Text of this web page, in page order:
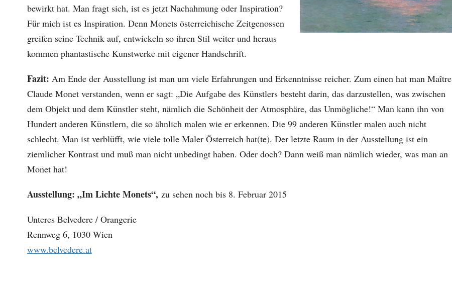
bewirkt hat. Man fragt sich, ist es jetzt Nachahmung oder Inspiration?
Für mich ist es Inspiration. Denn Monets österreichische Zeitgenossen
greifen seine Technik auf, entwickeln so ihren Stil weiter und heraus
kommen phantastische Kunstwerke mit eigener Handschrift.
Fazit: Am Ende der Ausstellung ist man um viele Erfahrungen und Erkenntnisse reicher. Zum einen hat man Maître
Claude Monet verstanden, wenn er sagt: „Die Aufgabe des Künstlers besteht darin, das darzustellen, was zwischen
dem Objekt und dem Künstler steht, nämlich die Schönheit der Atmosphäre, das Unmögliche!“ Man kann ihn von
Hundert anderen Künstlern, die so ähnlich malen wie er erkennen. Die 99 anderen Künstler malen auch nicht
schlecht. Man ist verblüfft, wie viele tolle Maler Österreich hat(te). Der letzte Raum in der Ausstellung ist ein
ziemlicher Kontrast und muß man nicht unbedingt haben. Oder doch? Dann weiß man nämlich wieder, was man an
Monet hat!
Ausstellung: „Im Lichte Monets“, zu sehen noch bis 8. Februar 2015
Unteres Belvedere / Orangerie
Rennweg 6, 1030 Wien
www.belvedere.at